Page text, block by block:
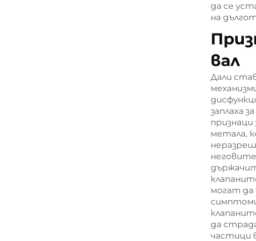
да се
на
вал
Дали
заплаха
признаци
метала,
могат да
да
частици